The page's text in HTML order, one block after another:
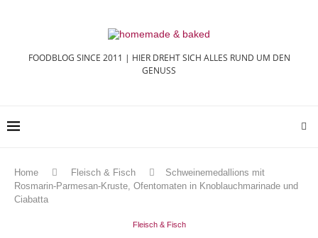
FOODBLOG SINCE 2011 | HIER DREHT SICH ALLES RUND UM DEN
GENUSS
Home Fleisch & Fisch
Schweinemedallions mit
Rosmarin-Parmesan-Kruste, Ofentomaten in Knoblauchmarinade und
Ciabatta
Fleisch & Fisch